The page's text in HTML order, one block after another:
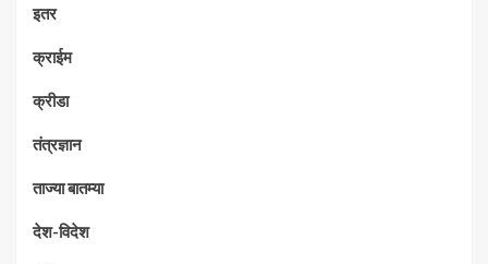
इतर
क्राईम
क्रीडा
तंत्रज्ञान
ताज्या बातम्या
देश-विदेश